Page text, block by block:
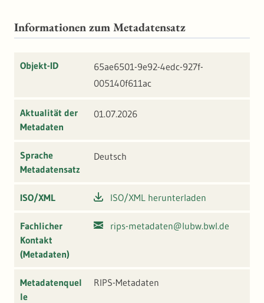
Informationen zum Metadatensatz
Objekt-ID
65ae6501-9e92-4edc-927f-
005140f611ac
Aktualität der
Metadaten
01.07.2026
Sprache
Metadatensatz
Deutsch
ISO/XML ISO/XML herunterladen
Fachlicher
Kontakt
(Metadaten)
rips-metadaten@lubw.bwl.de
Metadatenquel
le
RIPS-Metadaten